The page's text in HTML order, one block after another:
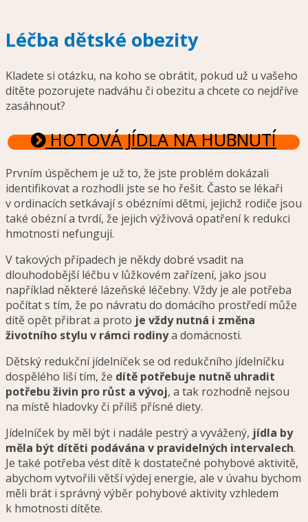
Léčba dětské obezity
Kladete si otázku, na koho se obrátit, pokud už u vašeho
dítěte pozorujete nadváhu či obezitu a chcete co nejdříve
zasáhnout?
HOTOVÁ JÍDLA NA HUBNUTÍ
Prvním úspěchem je už to, že jste problém dokázali
identifikovat a rozhodli jste se ho řešit. Často se lékaři
v ordinacích setkávají s obézními dětmi, jejichž rodiče jsou
také obézní a tvrdí, že jejich výživová opatření k redukci
hmotnosti nefungují.
V takových případech je někdy dobré vsadit na
dlouhodobější léčbu v lůžkovém zařízení, jako jsou
například některé lázeňské léčebny. Vždy je ale potřeba
počítat s tím, že po návratu do domácího prostředí může
dítě opět přibrat a proto je vždy nutná i změna
životního stylu v rámci rodinya domácnosti.
Dětský redukční jídelníček se od redukčního jídelníčku
dospělého liší tím, že dítě potřebuje nutně uhradit
potřebu živin pro růst a vývoj, a tak rozhodně nejsou
na místě hladovky či příliš přísné diety.
Jídelníček by měl být i nadále pestrý a vyvážený, jídla by
měla být dítěti podávána v pravidelných intervalech.
Je také potřeba vést dítě k dostatečné pohybové aktivitě,
abychom vytvořili větší výdej energie, ale v úvahu bychom
měli brát i správný výběr pohybové aktivity vzhledem
k hmotnosti dítěte.